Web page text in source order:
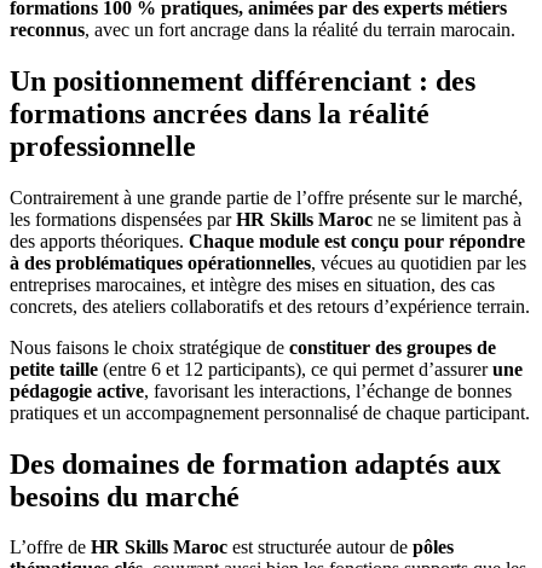
formations 100 % pratiques, animées par des experts métiers
reconnus, avec un fort ancrage dans la réalité du terrain marocain.
Un positionnement différenciant : des
formations ancrées dans la réalité
professionnelle
Contrairement à une grande partie de l’offre présente sur le marché,
les formations dispensées parHR Skills Maroc ne se limitent pas à
des apports théoriques. Chaque module est conçu pour répondre
à des problématiques opérationnelles, vécues au quotidien par les
entreprises marocaines, et intègre des mises en situation, des cas
concrets, des ateliers collaboratifs et des retours d’expérience terrain.
Nous faisons le choix stratégique de constituer des groupes de
petite taille (entre 6 et 12 participants), ce qui permet d’assurerune
pédagogie active, favorisant les interactions, l’échange de bonnes
pratiques et un accompagnement personnalisé de chaque participant.
Des domaines de formation adaptés aux
besoins du marché
L’offre de HR Skills Maroc est structurée autour de pôles